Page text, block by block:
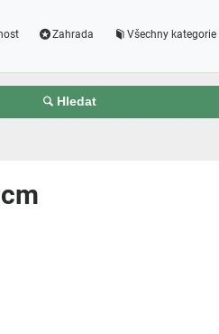
Zahrada Všechny kategorie
Hledat